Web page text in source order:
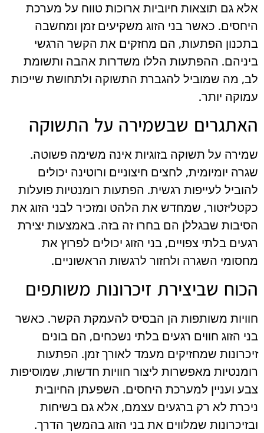
אלא גם תוצאות חיוביות ארוכות טווח על מערכת
היחסים. כאשר בני הזוג משקיעים זמן ומחשבה
בתכנון הפתעות, הם מחזקים את הקשר הרגשי
ביניהם. ההפתעות הללו משדרות אהבה ותשומת
לב, מה שמוביל להגברת התשוקה ולתחושת שייכות
עמוקה יותר.
האתגרים שבשמירה על התשוקה
שמירה על תשוקה בזוגיות אינה משימה פשוטה.
שגרה יומיומית, לחצים חיצוניים ורוטינה יכולים
להוביל לעייפות רגשית. הפתעות רומנטיות פועלות
כקטליזטור, שמחדש את הלהט ומזכיר לבני הזוג את
הסיבות שבגללן הם בחרו זה בזה. באמצעות יצירת
רגעים בלתי צפויים, בני הזוג יכולים לפרוץ את
מחסומי השגרה ולחזור לרגשות הראשוניים.
הכוח שביצירת זיכרונות משותפים
חוויות משותפות הן הבסיס להעמקת הקשר. כאשר
בני הזוג חווים רגעים בלתי נשכחים, הם בונים
זיכרונות שמחזיקים מעמד לאורך זמן. הפתעות
רומנטיות מאפשרות ליצור חוויות חדשות, שמוסיפות
צבע ועניין למערכת היחסים. השפעתן החיובית
ניכרת לא רק ברגעים עצמם, אלא גם בשיחות
ובזיכרונות שמלווים את בני הזוג בהמשך הדרך.